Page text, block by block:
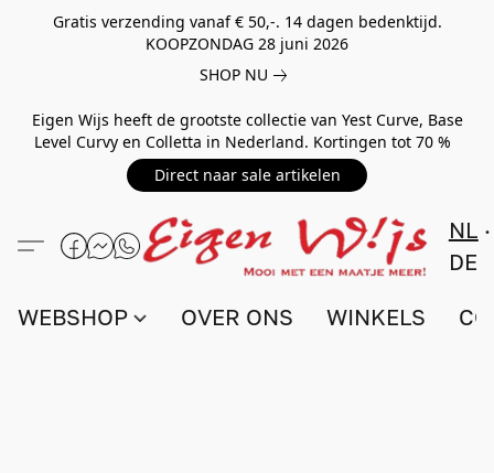
Gratis verzending vanaf € 50,-. 14 dagen bedenktijd.
KOOPZONDAG 28 juni 2026
SHOP NU
Eigen Wijs heeft de grootste collectie van Yest Curve, Base
Level Curvy en Colletta in Nederland. Kortingen tot 70 %
Direct naar sale artikelen
NL
DE
WEBSHOP OVER ONS WINKELS